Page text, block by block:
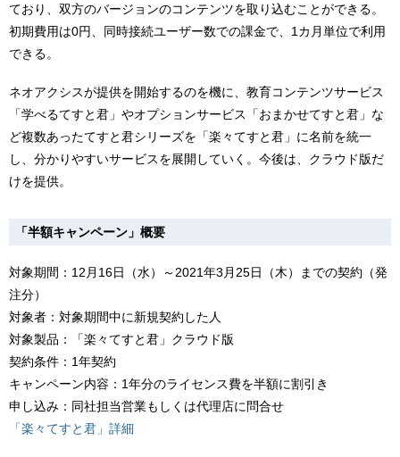
ており、双方のバージョンのコンテンツを取り込むことができる。
初期費用は0円、同時接続ユーザー数での課金で、1カ月単位で利用
できる。
ネオアクシスが提供を開始するのを機に、教育コンテンツサービス
「学べるてすと君」やオプションサービス「おまかせてすと君」な
ど複数あったてすと君シリーズを「楽々てすと君」に名前を統一
し、分かりやすいサービスを展開していく。今後は、クラウド版だ
けを提供。
「半額キャンペーン」概要
対象期間：12月16日（水）～2021年3月25日（木）までの契約（発
注分）
対象者：対象期間中に新規契約した人
対象製品：「楽々てすと君」クラウド版
契約条件：1年契約
キャンペーン内容：1年分のライセンス費を半額に割引き
申し込み：同社担当営業もしくは代理店に問合せ
「楽々てすと君」詳細